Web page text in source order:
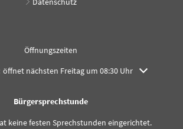
Öffnungszeiten
Öffnungs- oder Schließzeiten auszublenden
öffnet nächsten Freitag um 08:30 Uhr
Bürgersprechstunde
keine festen Sprechstunden eingerichtet.